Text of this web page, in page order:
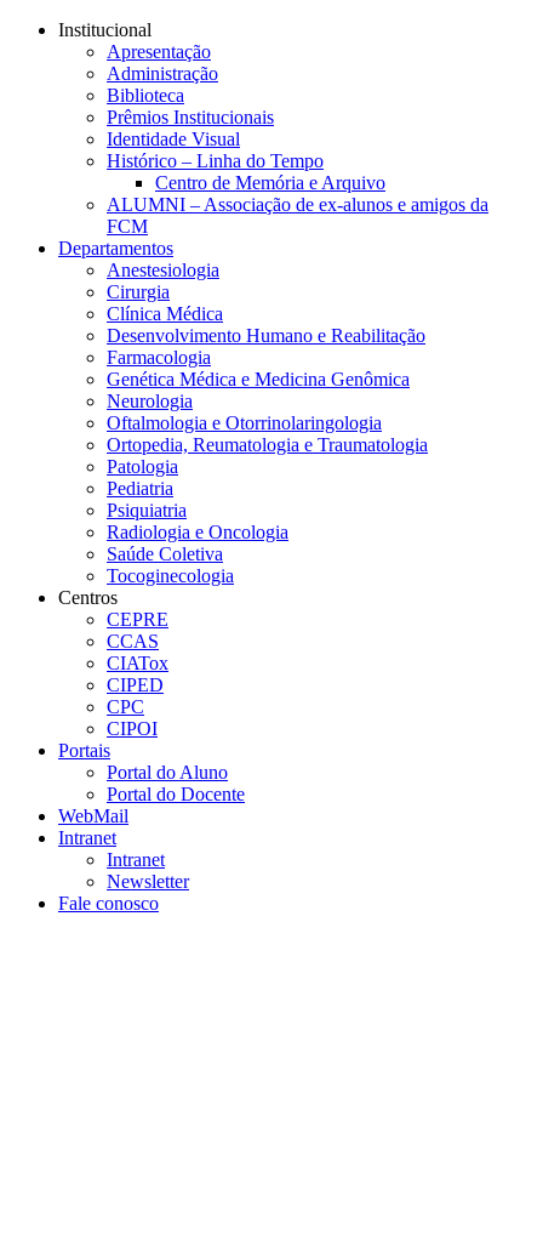
Conteúdo principal
Institucional
Apresentação
Administração
Biblioteca
Prêmios Institucionais
Identidade Visual
Histórico – Linha do Tempo
Centro de Memória e Arquivo
ALUMNI – Associação de ex-alunos e amigos da
FCM
Departamentos
Anestesiologia
Cirurgia
Clínica Médica
Desenvolvimento Humano e Reabilitação
Farmacologia
Genética Médica e Medicina Genômica
Neurologia
Oftalmologia e Otorrinolaringologia
Ortopedia, Reumatologia e Traumatologia
Patologia
Pediatria
Psiquiatria
Radiologia e Oncologia
Saúde Coletiva
Tocoginecologia
Centros
CEPRE
CCAS
CIATox
CIPED
CPC
CIPOI
Portais
Portal do Aluno
Portal do Docente
WebMail
Intranet
Intranet
Newsletter
Fale conosco